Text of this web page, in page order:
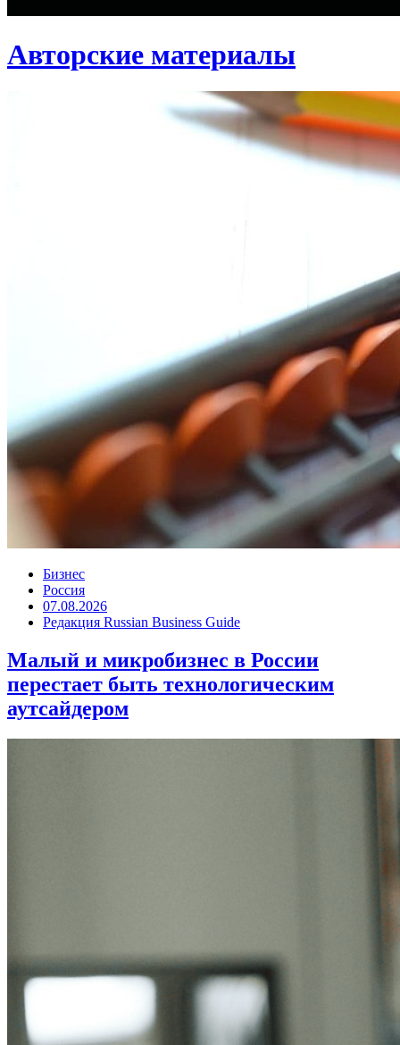
Авторские материалы
Бизнес
Россия
07.08.2026
Редакция Russian Business Guide
Малый и микробизнес в России
перестает быть технологическим
аутсайдером